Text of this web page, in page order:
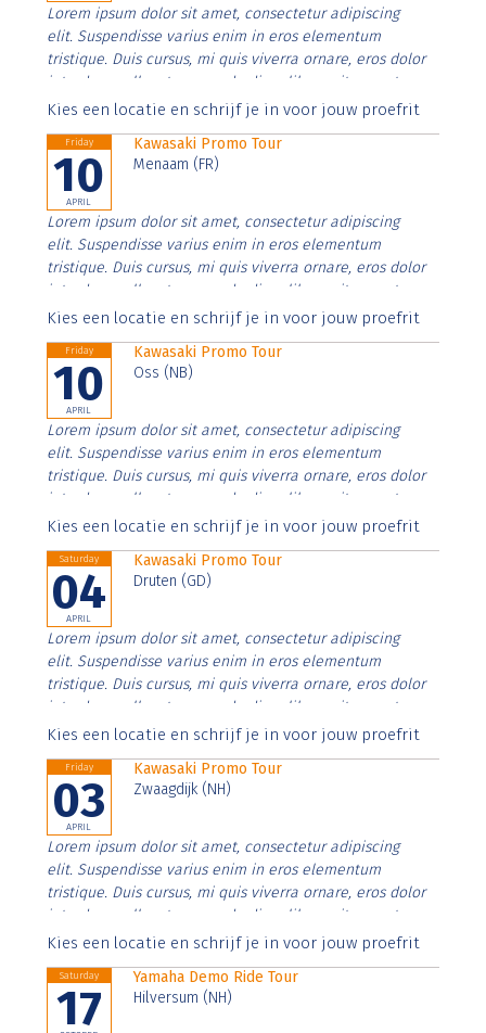
Lorem ipsum dolor sit amet, consectetur adipiscing
elit. Suspendisse varius enim in eros elementum
tristique. Duis cursus, mi quis viverra ornare, eros dolor
interdum nulla, ut commodo diam libero vitae erat.
Aenean faucibus nibh et justo cursus id rutrum lorem
Kies een locatie en schrijf je in voor jouw proefrit
Friday
10
APRIL
Kawasaki Promo Tour
Menaam (FR)
Lorem ipsum dolor sit amet, consectetur adipiscing
elit. Suspendisse varius enim in eros elementum
tristique. Duis cursus, mi quis viverra ornare, eros dolor
interdum nulla, ut commodo diam libero vitae erat.
Aenean faucibus nibh et justo cursus id rutrum lorem
Kies een locatie en schrijf je in voor jouw proefrit
Friday
10
APRIL
Kawasaki Promo Tour
Oss (NB)
Lorem ipsum dolor sit amet, consectetur adipiscing
elit. Suspendisse varius enim in eros elementum
tristique. Duis cursus, mi quis viverra ornare, eros dolor
interdum nulla, ut commodo diam libero vitae erat.
Aenean faucibus nibh et justo cursus id rutrum lorem
Kies een locatie en schrijf je in voor jouw proefrit
Saturday
04
APRIL
Kawasaki Promo Tour
Druten (GD)
Lorem ipsum dolor sit amet, consectetur adipiscing
elit. Suspendisse varius enim in eros elementum
tristique. Duis cursus, mi quis viverra ornare, eros dolor
interdum nulla, ut commodo diam libero vitae erat.
Aenean faucibus nibh et justo cursus id rutrum lorem
Kies een locatie en schrijf je in voor jouw proefrit
Friday
03
APRIL
Kawasaki Promo Tour
Zwaagdijk (NH)
Lorem ipsum dolor sit amet, consectetur adipiscing
elit. Suspendisse varius enim in eros elementum
tristique. Duis cursus, mi quis viverra ornare, eros dolor
interdum nulla, ut commodo diam libero vitae erat.
Aenean faucibus nibh et justo cursus id rutrum lorem
Kies een locatie en schrijf je in voor jouw proefrit
Saturday
17
Yamaha Demo Ride Tour
Hilversum (NH)